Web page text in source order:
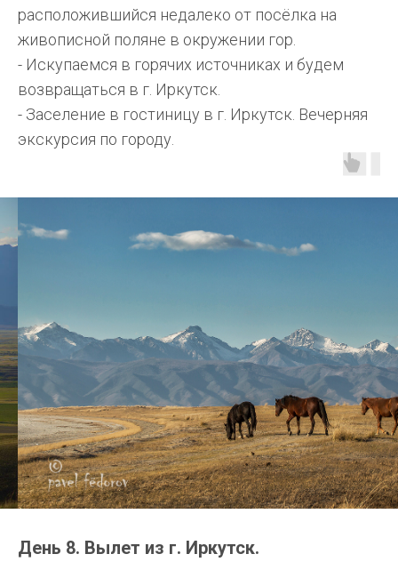
расположившийся недалеко от посёлка на
живописной поляне в окружении гор.
- Искупаемся в горячих источниках и будем
возвращаться в г. Иркутск.
- Заселение в гостиницу в г. Иркутск. Вечерняя
экскурсия по городу.
День 8. Вылет из г. Иркутск.